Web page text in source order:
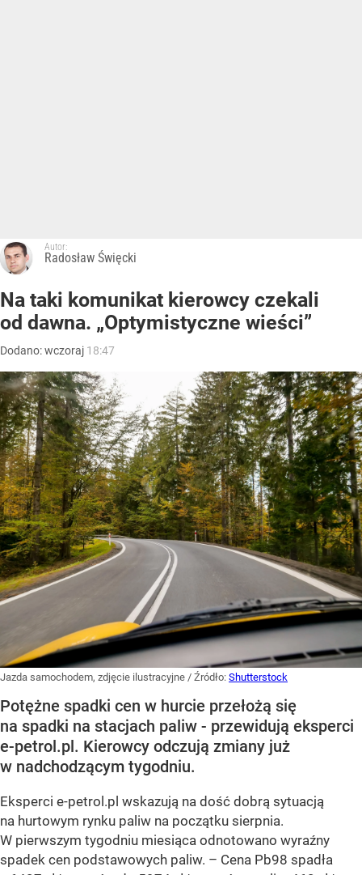
Autor:
Radosław Święcki
Na taki komunikat kierowcy czekali
od dawna. „Optymistyczne wieści”
Dodano:wczoraj 18:47
Jazda samochodem, zdjęcie ilustracyjne / Źródło: Shutterstock
Potężne spadki cen w hurcie przełożą się
na spadki na stacjach paliw - przewidują eksperci
e-petrol.pl. Kierowcy odczują zmiany już
w nadchodzącym tygodniu.
Eksperci e-petrol.pl wskazują na dość dobrą sytuacją
na hurtowym rynku paliw na początku sierpnia.
W pierwszym tygodniu miesiąca odnotowano wyraźny
spadek cen podstawowych paliw. – Cena Pb98 spadła